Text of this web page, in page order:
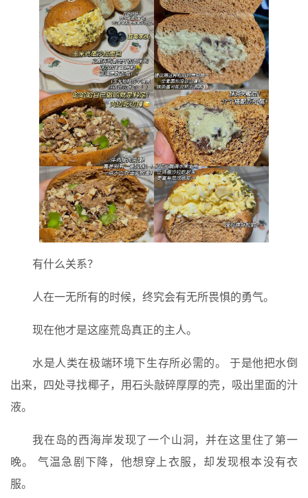
有什么关系？
人在一无所有的时候，终究会有无所畏惧的勇气。
现在他才是这座荒岛真正的主人。
水是人类在极端环境下生存所必需的。 于是他把水倒
出来，四处寻找椰子，用石头敲碎厚厚的壳，吸出里面的汁
液。
我在岛的西海岸发现了一个山洞，并在这里住了第一
晚。 气温急剧下降，他想穿上衣服，却发现根本没有衣
服。